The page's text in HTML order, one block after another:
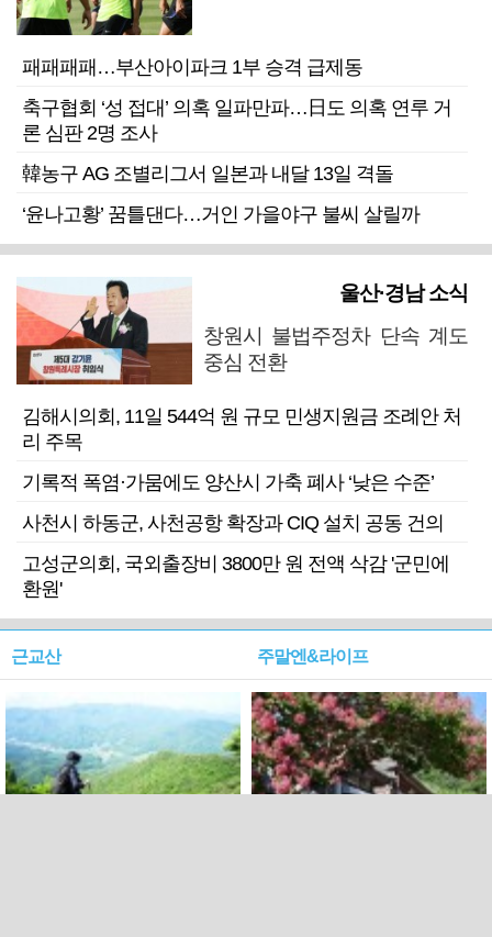
패패패패…부산아이파크 1부 승격 급제동
축구협회 ‘성 접대’ 의혹 일파만파…日도 의혹 연루 거
론 심판 2명 조사
韓농구 AG 조별리그서 일본과 내달 13일 격돌
‘윤나고황’ 꿈틀댄다…거인 가을야구 불씨 살릴까
울산·경남 소식
창원시 불법주정차 단속 계도
중심 전환
김해시의회, 11일 544억 원 규모 민생지원금 조례안 처
리 주목
기록적 폭염·가뭄에도 양산시 가축 폐사 ‘낮은 수준’
사천시 하동군, 사천공항 확장과 CIQ 설치 공동 건의
고성군의회, 국외출장비 3800만 원 전액 삭감 '군민에
환원'
근교산 주말엔&라이프